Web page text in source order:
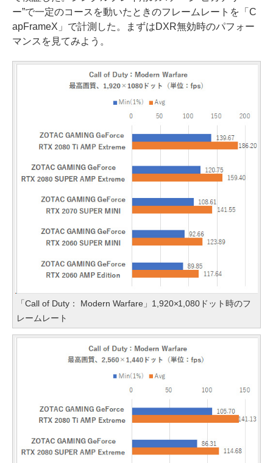
ー”で一定のコースを動いたときのフレームレートを「C
apFrameX」で計測した。まずはDXR無効時のパフォー
マンスを見てみよう。
「Call of Duty： Modern Warfare」1,920×1,080ドット時のフ
レームレート